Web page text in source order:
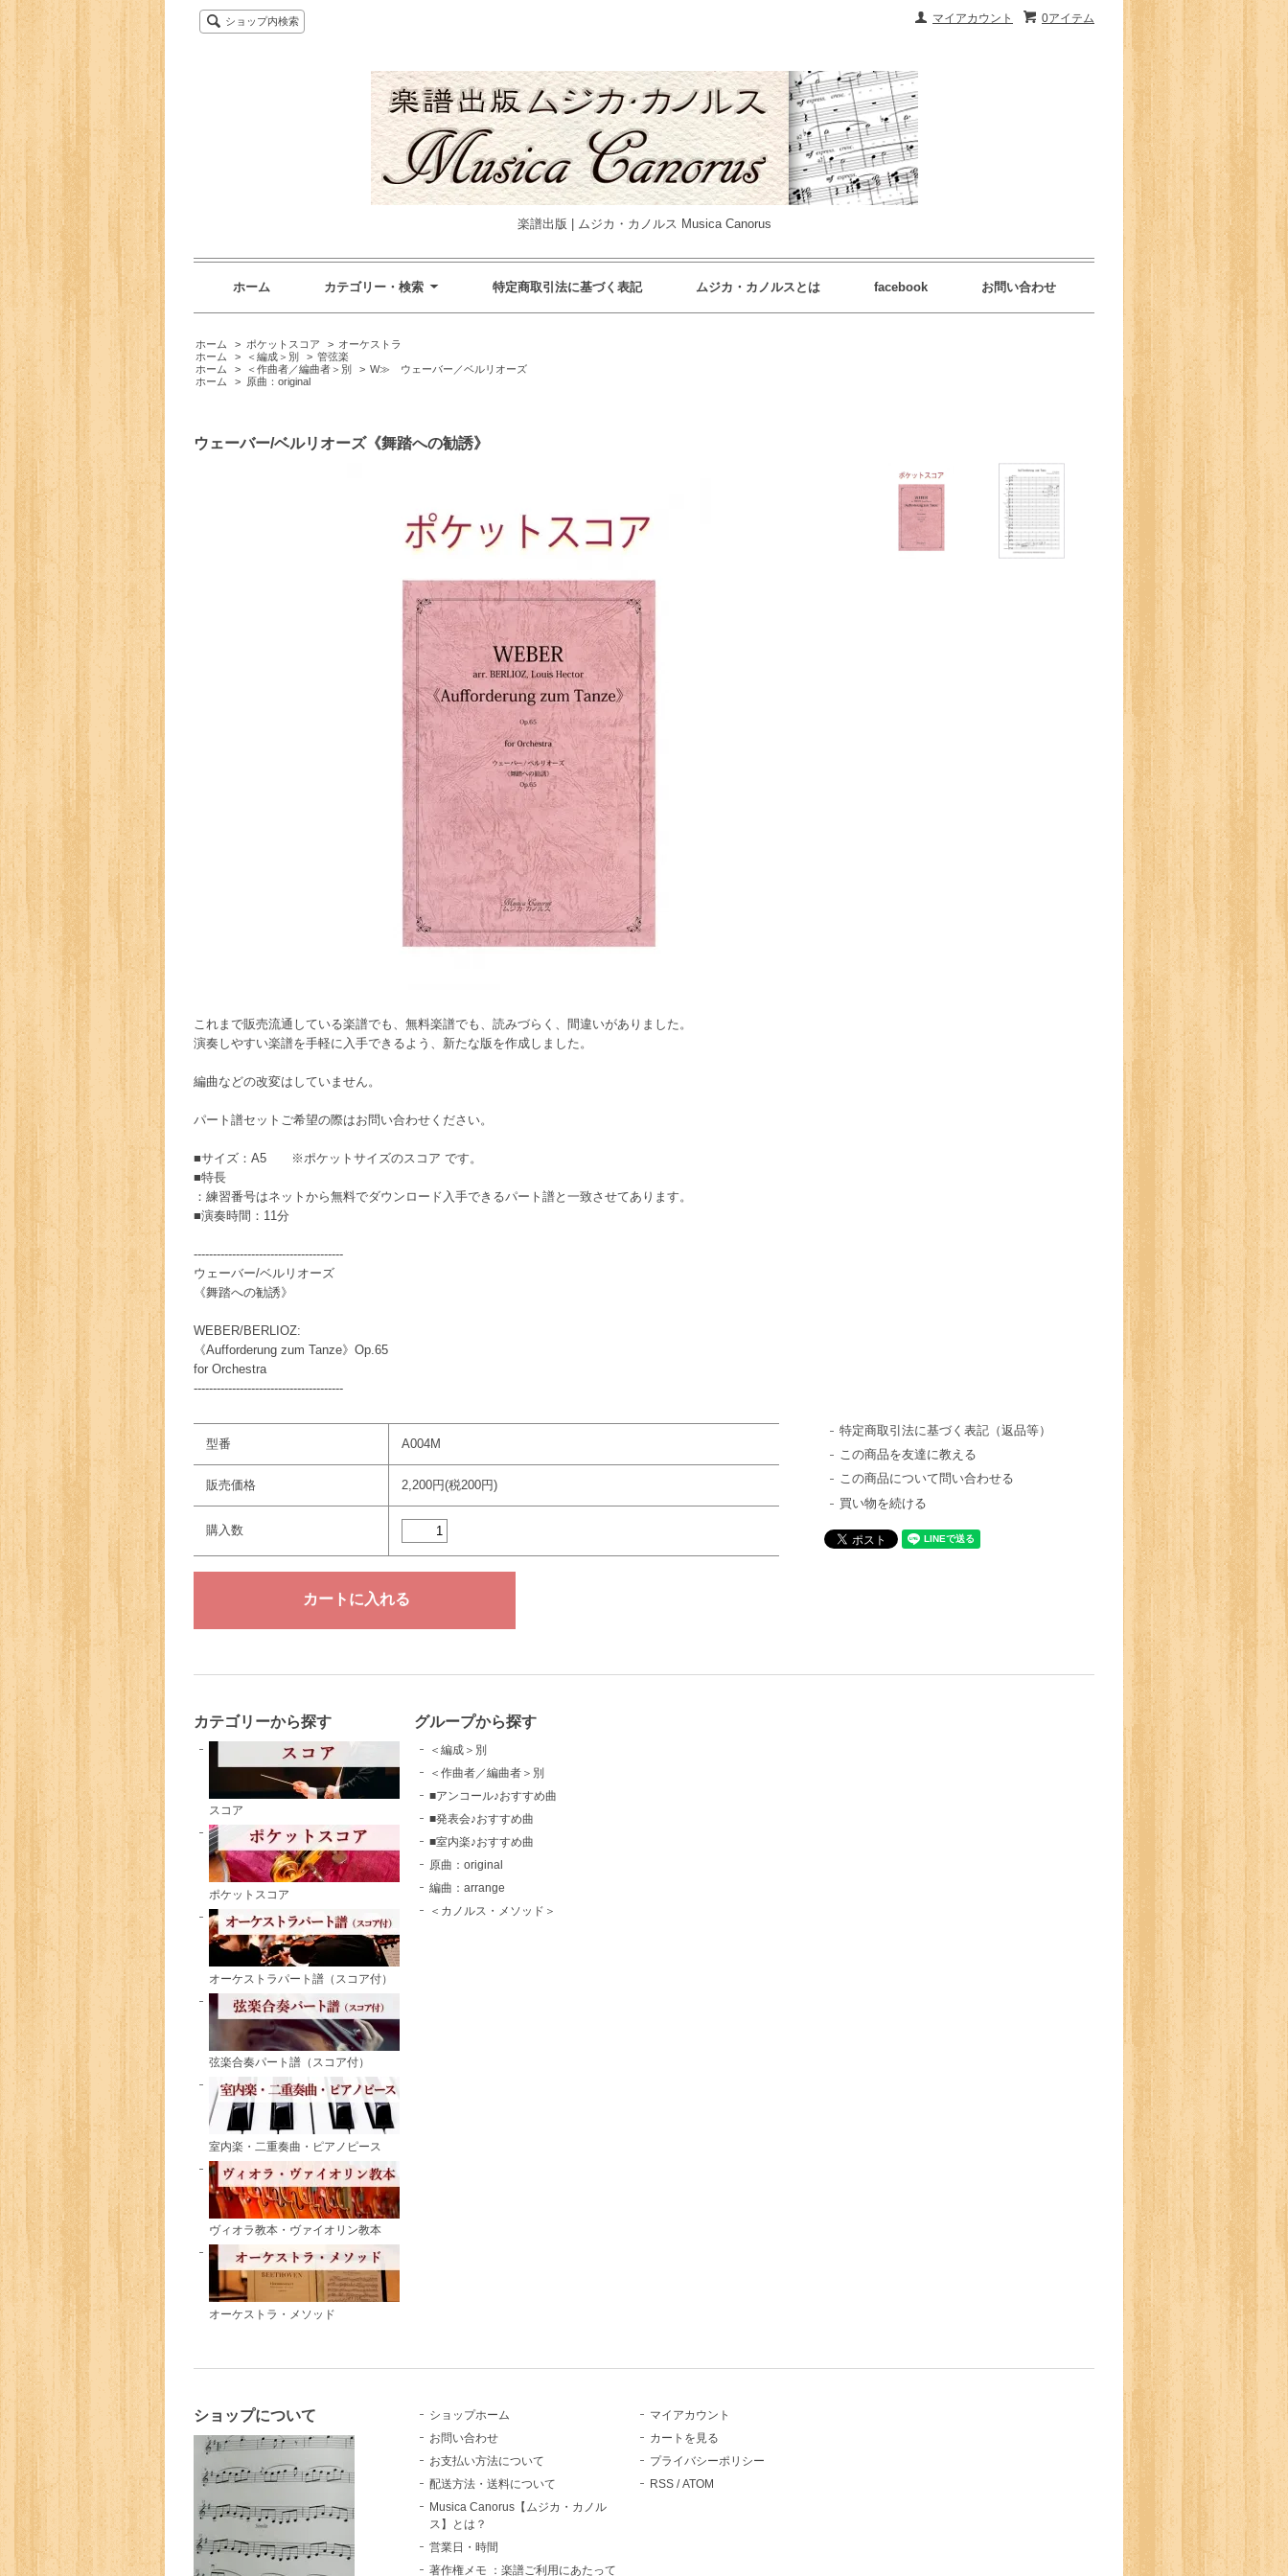
0アイテム
マイアカウント
ショップ内検索
楽譜出版 | ムジカ・カノルス Musica Canorus
ホーム カテゴリー・検索 特定商取引法に基づく表記 ムジカ・カノルスとは facebook お問い合わせ
ホーム > ポケットスコア > オーケストラ
ホーム
> ＜編成＞別 > 管弦楽
ホーム
> ＜作曲者／編曲者＞別 > W≫ ウェーバー／ベルリオーズ
ホーム
> 原曲：original
ウェーバー/ベルリオーズ《舞踏への勧誘》
これまで販売流通している楽譜でも、無料楽譜でも、読みづらく、間違いがありました。
演奏しやすい楽譜を手軽に入手できるよう、新たな版を作成しました。
編曲などの改変はしていません。
パート譜セットご希望の際はお問い合わせください。
■サイズ：A5 ※ポケットサイズのスコア です。
■特長
：練習番号はネットから無料でダウンロード入手できるパート譜と一致させてあります。
■演奏時間：11分
---------------------------------------
ウェーバー/ベルリオーズ
《舞踏への勧誘》
WEBER/BERLIOZ:
《Aufforderung zum Tanze》Op.65
for Orchestra
---------------------------------------
型番 A004M
販売価格 2,200円(税200円)
購入数
特定商取引法に基づく表記（返品等）
この商品を友達に教える
この商品について問い合わせる
買い物を続ける
カテゴリーから探す
スコア
ポケットスコア
オーケストラパート譜（スコア付）
弦楽合奏パート譜（スコア付）
室内楽・二重奏曲・ピアノピース
ヴィオラ教本・ヴァイオリン教本
オーケストラ・メソッド
グループから探す
＜編成＞別
＜作曲者／編曲者＞別
■アンコール♪おすすめ曲
■発表会♪おすすめ曲
■室内楽♪おすすめ曲
原曲：original
編曲：arrange
＜カノルス・メソッド＞
ショップについて
ショップホーム
お問い合わせ
お支払い方法について
配送方法・送料について
Musica Canorus【ムジカ・カノル
ス】とは？
営業日・時間
著作権メモ ：楽譜ご利用にあたって
マイアカウント
カートを見る
プライバシーポリシー
RSS /ATOM